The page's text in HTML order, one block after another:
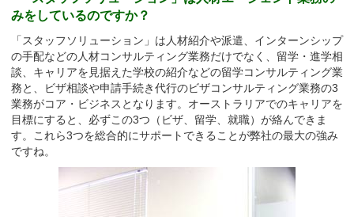
みをしているのですか？
「スタッフソリューション」は人材紹介や派遣、インターンシップ
の手配などの人材コンサルティング業務だけでなく、留学・進学相
談、キャリアを見据えた学校の紹介などの留学コンサルティング業
務と、ビザ相談や申請手続き代行のビザコンサルティング業務の3
業務がコア・ビジネスとなります。オーストラリアでのキャリアを
目標にすると、必ずこの3つ（ビザ、留学、就職）が絡んできま
す。これら3つを総合的にサポートできることが弊社の最大の強み
ですね。